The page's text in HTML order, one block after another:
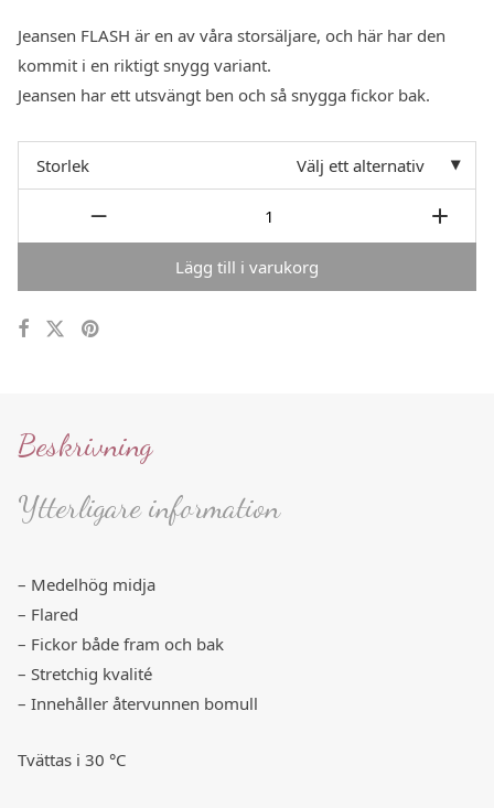
Jeansen FLASH är en av våra storsäljare, och här har den
kommit i en riktigt snygg variant.
Jeansen har ett utsvängt ben och så snygga fickor bak.
Storlek Välj ett alternativ
Lägg till i varukorg
Beskrivning
Ytterligare information
– Medelhög midja
– Flared
– Fickor både fram och bak
– Stretchig kvalité
– Innehåller återvunnen bomull
Tvättas i 30 °C